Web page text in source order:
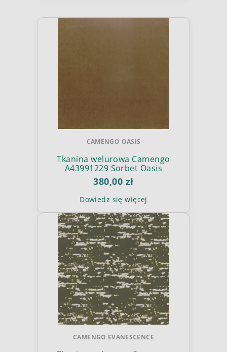
CAMENGO OASIS
Tkanina welurowa Camengo
A43991229 Sorbet Oasis
380,00 zł
Dowiedz się więcej
CAMENGO EVANESCENCE